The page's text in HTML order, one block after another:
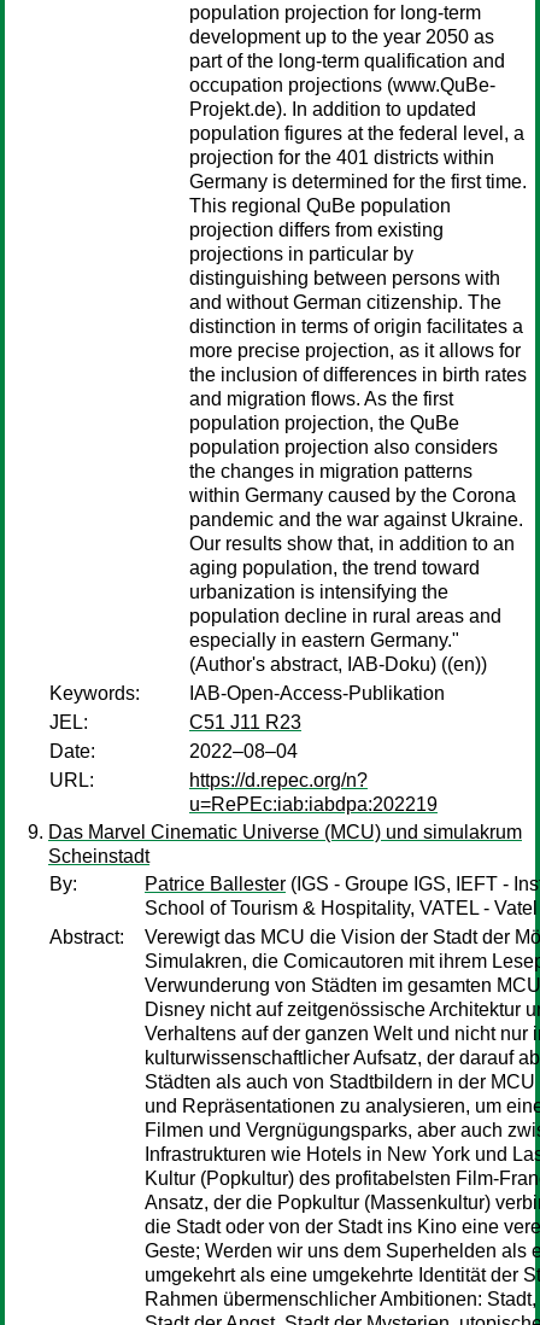
population projection for long-term
development up to the year 2050 as
part of the long-term qualification and
occupation projections (www.QuBe-
Projekt.de). In addition to updated
population figures at the federal level, a
projection for the 401 districts within
Germany is determined for the first time.
This regional QuBe population
projection differs from existing
projections in particular by
distinguishing between persons with
and without German citizenship. The
distinction in terms of origin facilitates a
more precise projection, as it allows for
the inclusion of differences in birth rates
and migration flows. As the first
population projection, the QuBe
population projection also considers
the changes in migration patterns
within Germany caused by the Corona
pandemic and the war against Ukraine.
Our results show that, in addition to an
aging population, the trend toward
urbanization is intensifying the
population decline in rural areas and
especially in eastern Germany."
(Author's abstract, IAB-Doku) ((en))
Keywords:
IAB-Open-Access-Publikation
JEL:
C51 J11 R23
Date:
2022–08–04
URL:
https://d.repec.org/n?
u=RePEc:iab:iabdpa:202219
Das Marvel Cinematic Universe (MCU) und simulakrum
Scheinstadt
By:
Patrice Ballester (IGS - Groupe IGS, IEFT -
School of Tourism & Hospitality, VATEL -
Abstract:
Verewigt das MCU die Vision der Stadt der
Simulakren, die Comicautoren mit ihrem
Verwunderung von Städten im gesamten
Disney nicht auf zeitgenössische Architektur
Verhaltens auf der ganzen Welt und nicht nur
kulturwissenschaftlicher Aufsatz, der darauf
Städten als auch von Stadtbildern in der
und Repräsentationen zu analysieren, um
Filmen und Vergnügungsparks, aber auch
Infrastrukturen wie Hotels in New York und
Kultur (Popkultur) des profitabelsten Film-
Ansatz, der die Popkultur (Massenkultur)
die Stadt oder von der Stadt ins Kino eine
Geste; Werden wir uns dem Superhelden
umgekehrt als eine umgekehrte Identität der
Rahmen übermenschlicher Ambitionen: